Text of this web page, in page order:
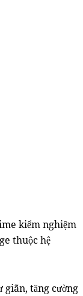
kiểm nghiệm
thuộc hệ
giãn, tăng cường